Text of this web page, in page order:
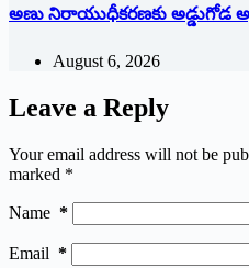
అణు నిరాయుధీకరణకు అడ్డుగోడ
August 6, 2026
Leave a Reply
Your email address will not be
marked *
Name *
Email *